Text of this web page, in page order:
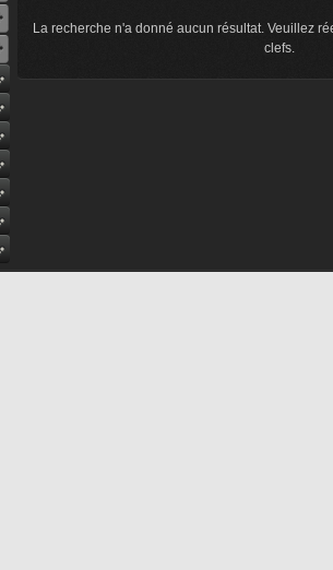
La recherche n'a donné aucun résultat. Veuillez
clefs.